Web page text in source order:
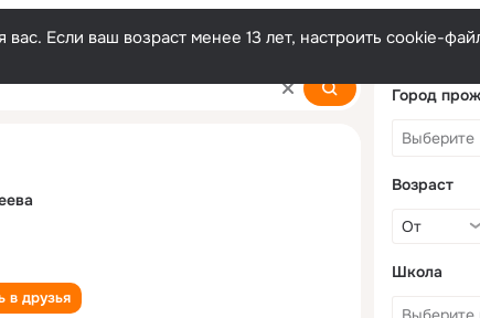
Если ваш возраст менее 13 лет, настроить cookie-
в друзья
Город
Возраст
Школа